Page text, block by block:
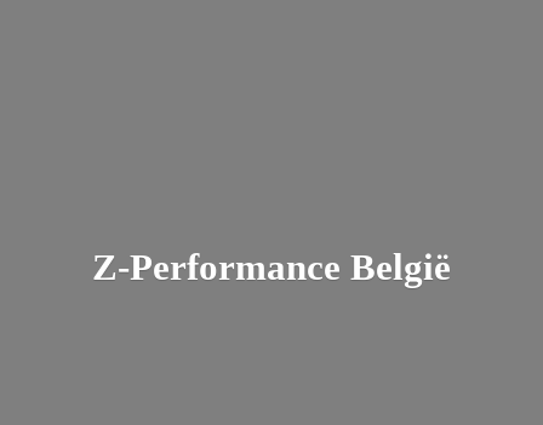
Z-Performance België